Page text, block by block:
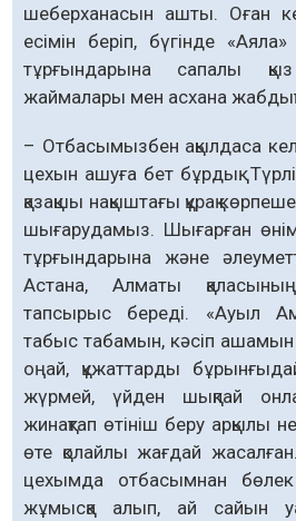
шеберханасын ашты. Оған
есімін беріп, бүгінде
тұрғындарына сапалы
жаймалары мен асхана
– Отбасымызбен ақылдаса
цехын ашуға бет бұрдық.
қазақшы нақыштағы құрақ
шығарудамыз. Шығарған
тұрғындарына және
Астана, Алматы
тапсырыс береді. «Ауыл
табыс табамын, кәсіп ашамын
оңай, құжаттарды
жүрмей, үйден шықпай
жинақтап өтініш беру арқылы
өте қолайлы жағдай жасалған.
цехымда отбасымнан
жұмысқа алып, ай сайын